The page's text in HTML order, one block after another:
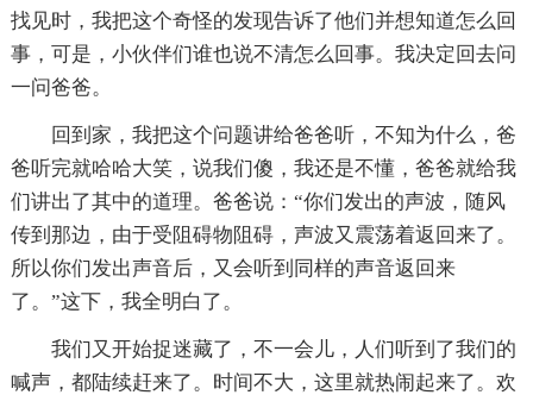
找见时，我把这个奇怪的发现告诉了他们并想知道怎么回
事，可是，小伙伴们谁也说不清怎么回事。我决定回去问
一问爸爸。
回到家，我把这个问题讲给爸爸听，不知为什么，爸
爸听完就哈哈大笑，说我们傻，我还是不懂，爸爸就给我
们讲出了其中的道理。爸爸说：“你们发出的声波，随风
传到那边，由于受阻碍物阻碍，声波又震荡着返回来了。
所以你们发出声音后，又会听到同样的声音返回来
了。”这下，我全明白了。
我们又开始捉迷藏了，不一会儿，人们听到了我们的
喊声，都陆续赶来了。时间不大，这里就热闹起来了。欢